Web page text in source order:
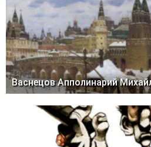
Васнецов Апполинарий